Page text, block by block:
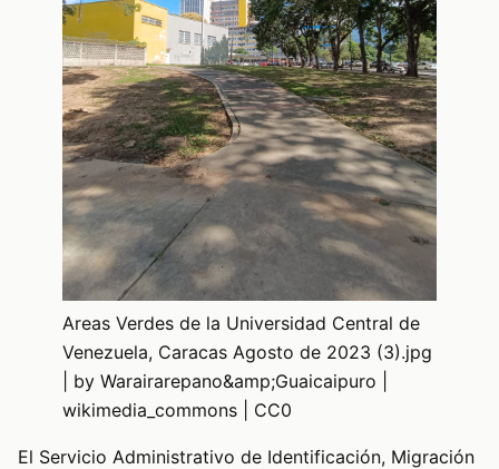
Areas Verdes de la Universidad Central de
Venezuela, Caracas Agosto de 2023 (3).jpg
| by Warairarepano&amp;Guaicaipuro |
wikimedia_commons | CC0
El Servicio Administrativo de Identificación, Migración